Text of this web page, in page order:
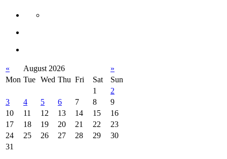
« August 2026
»
Mon Tue Wed Thu Fri Sat
Sun
1
2
3
4 5 6 7 8
9
10
11 12 13 14 15
16
17
18 19 20 21 22
23
24
25 26 27 28 29
30
31